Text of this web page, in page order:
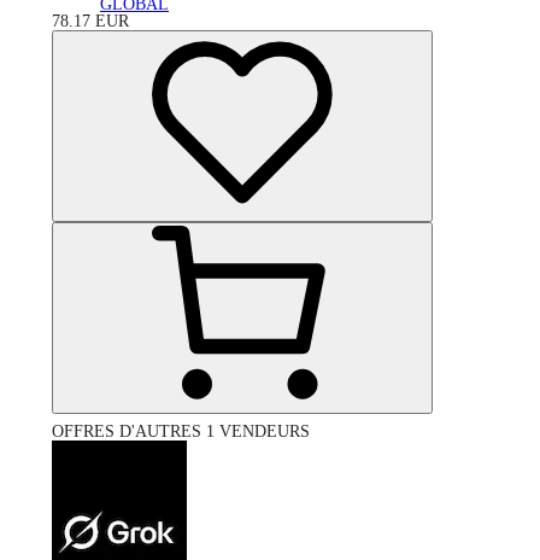
GLOBAL
78.17 EUR
OFFRES D'AUTRES 1 VENDEURS